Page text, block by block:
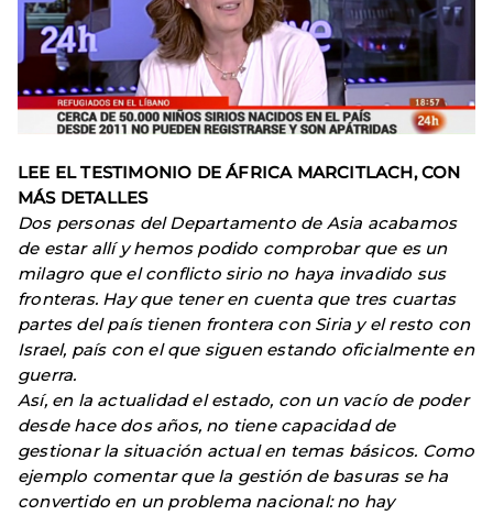
LEE EL TESTIMONIO DE ÁFRICA MARCITLACH, CON
MÁS DETALLES
Dos personas del Departamento de Asia acabamos
de estar allí y hemos podido comprobar que es un
milagro que el conflicto sirio no haya invadido sus
fronteras. Hay que tener en cuenta que tres cuartas
partes del país tienen frontera con Siria y el resto con
Israel, país con el que siguen estando oficialmente en
guerra.
Así, en la actualidad el estado, con un vacío de poder
desde hace dos años, no tiene capacidad de
gestionar la situación actual en temas básicos. Como
ejemplo comentar que la gestión de basuras se ha
convertido en un problema nacional: no hay